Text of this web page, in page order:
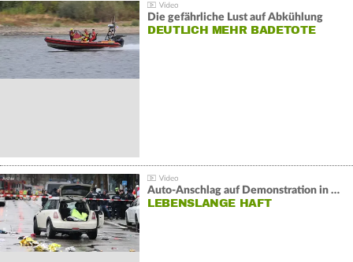
Die gefährliche Lust auf Abkühlung
DEUTLICH MEHR BADETOTE
Auto-Anschlag auf Demonstration in München:
LEBENSLANGE HAFT